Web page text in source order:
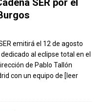
emitirá el 12 de agosto
al eclipse total en el
de Pablo Tallón
con un equipo de [leer